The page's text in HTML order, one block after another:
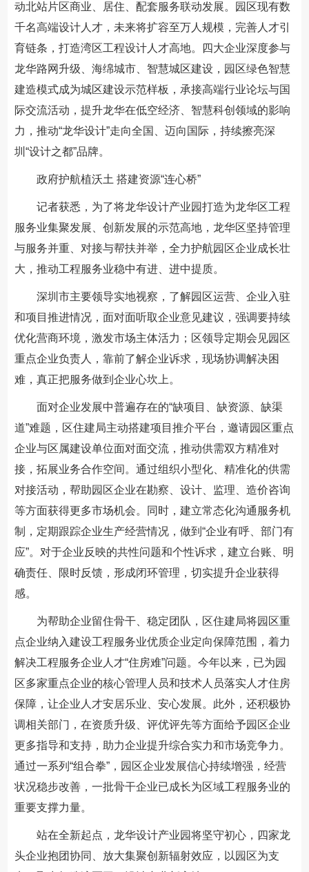
动北站片区商业、居住、配套服务联动发展。园区现有数
千名高端设计人才，未来将扩容至万人规模，完善人才引
育链条，打造湾区工程设计人才高地。四大企业深度参与
龙华路网升级、海绵城市、智慧城区建设，园区绿色智慧
建造模式成为城区建设示范样板，承接高端行业论坛与国
际交流活动，提升龙华在低空经济、智慧科创领域的影响
力，推动“龙华设计”走向全国、迈向国际，持续擦亮深
圳“设计之都”品牌。
政府护航植沃土 搭建资源“连心桥”
记者获悉，为了将龙华设计产业园打造为龙华区工程
服务业集聚发展、创新发展的示范高地，龙华区坚持管理
与服务并重、对接与帮扶并举，全力护航园区企业成长壮
大，推动工程服务业稳中有进、进中提质。
深圳市主要领导实地视察，了解园区运营、企业入驻
和项目推进情况，面对面听取企业意见建议，强调要持续
优化营商环境，激发市场主体活力；区领导定期会见园区
重点企业负责人，靠前了解企业诉求，现场协调解决困
难，真正把服务做到企业心坎上。
面对企业发展中普遍存在的“缺项目、缺资源、缺渠
道”难题，区住建局主动搭建项目推介平台，邀请园区重点
企业与区属建设单位面对面交流，推动供需双方精准对
接，拓展业务合作空间。通过组织小型化、精准化的供需
对接活动，帮助园区企业在勘察、设计、监理、造价咨询
等方面获得更多市场机会。同时，建立常态化沟通服务机
制，定期跟踪企业生产经营情况，做到“企业有呼、部门有
应”。对于企业反映的共性问题和个性诉求，建立台账、明
确责任、限时反馈，形成闭环管理，切实提升企业获得
感。
为帮助企业留住骨干、稳定团队，区住建局将园区重
点企业纳入建设工程服务业优质企业定向保障范围，着力
解决工程服务企业人才“住房难”问题。今年以来，已为园
区多家重点企业的核心管理人员和技术人员落实人才住房
保障，让企业人才安居乐业、安心发展。此外，还积极协
调相关部门，在资质升级、评优评先等方面给予园区企业
更多指导和支持，助力企业提升综合实力和市场竞争力。
通过一系列“组合拳”，园区企业发展信心持续增强，经营
状况稳步改善，一批骨干企业已成长为区域工程服务业的
重要支撑力量。
站在全新起点，龙华设计产业园将坚守初心，四家龙
头企业抱团协同、放大集聚创新辐射效应，以园区为支